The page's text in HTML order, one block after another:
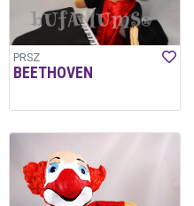
PRSZ
BEETHOVEN